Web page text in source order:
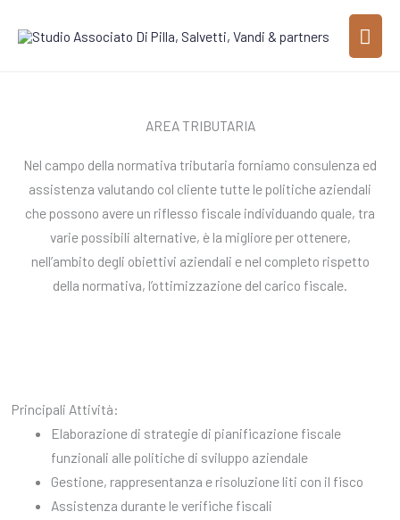
AREA TRIBUTARIA
Nel campo della normativa tributaria forniamo consulenza ed
assistenza valutando col cliente tutte le politiche aziendali
che possono avere un riflesso fiscale individuando quale, tra
varie possibili alternative, è la migliore per ottenere,
nell’ambito degli obiettivi aziendali e nel completo rispetto
della normativa, l’ottimizzazione del carico fiscale.
Principali Attività:
Elaborazione di strategie di pianificazione fiscale
funzionali alle politiche di sviluppo aziendale
Gestione, rappresentanza e risoluzione liti con il fisco
Assistenza durante le verifiche fiscali